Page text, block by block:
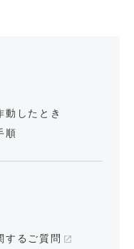
動したとき
順
するご質問